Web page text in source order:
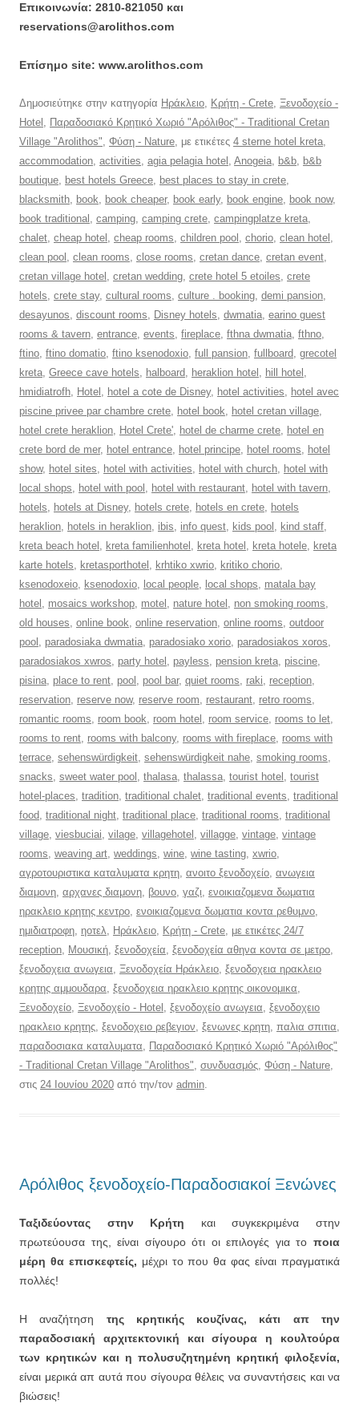
Επικοινωνία: 2810-821050 και
reservations@arolithos.com
Επίσημο site: www.arolithos.com
Δημοσιεύτηκε στην κατηγορία Ηράκλειο, Κρήτη - Crete, Ξενοδοχείο -
Hotel , Παραδοσιακό Κρητικό Χωριό "Αρόλιθος" - Traditional Cretan
Village "Arolithos", Φύση - Nature, με ετικέτες 4 sterne hotel kreta,
accommodation, activities, agia pelagia hotel , Anogeia, b&b, b&b
boutique, best hotels Greece, best places to stay in crete,
blacksmith, book, book cheaper, book early, book engine, book now,
book traditional , camping, camping crete, campingplatze kreta,
chalet, cheap hotel , cheap rooms, children pool , chorio, clean hotel ,
clean pool , clean rooms, close rooms, cretan dance, cretan event,
cretan village hotel , cretan wedding, crete hotel 5 etoiles, crete
hotels, crete stay, cultural rooms, culture . booking, demi pansion,
desayunos, discount rooms, Disney hotels, dwmatia, earino guest
rooms & tavern, entrance, events, fireplace, fthna dwmatia, fthno,
ftino, ftino domatio, ftino ksenodoxio, full pansion, fullboard, grecotel
kreta, Greece cave hotels, halboard, heraklion hotel , hill hotel ,
hmidiatrofh, Hotel , hotel a cote de Disney, hotel activities, hotel avec
piscine privee par chambre crete, hotel book, hotel cretan village,
hotel crete heraklion, Hotel Crete', hotel de charme crete, hotel en
crete bord de mer, hotel entrance, hotel principe, hotel rooms, hotel
show, hotel sites, hotel with activities, hotel with church, hotel with
local shops, hotel with pool , hotel with restaurant, hotel with tavern,
hotels, hotels at Disney, hotels crete, hotels en crete, hotels
heraklion, hotels in heraklion, ibis, info quest, kids pool , kind staff,
kreta beach hotel , kreta familienhotel , kreta hotel , kreta hotele, kreta
karte hotels, kretasporthotel , krhtiko xwrio, kritiko chorio,
ksenodoxeio, ksenodoxio, local people, local shops, matala bay
hotel , mosaics workshop, motel , nature hotel , non smoking rooms,
old houses, online book, online reservation, online rooms, outdoor
pool , paradosiaka dwmatia, paradosiako xorio, paradosiakos xoros,
paradosiakos xwros, party hotel , payless, pension kreta, piscine,
pisina, place to rent, pool , pool bar, quiet rooms, raki, reception,
reservation, reserve now, reserve room, restaurant, retro rooms,
romantic rooms, room book, room hotel , room service, rooms to let,
rooms to rent, rooms with balcony, rooms with fireplace, rooms with
terrace, sehenswürdigkeit, sehenswürdigkeit nahe, smoking rooms,
snacks, sweet water pool , thalasa, thalassa, tourist hotel , tourist
hotel-places, tradition, traditional chalet, traditional events, traditional
food, traditional night, traditional place, traditional rooms, traditional
village, viesbuciai, vilage, villagehotel , villagge, vintage, vintage
rooms, weaving art, weddings, wine, wine tasting, xwrio,
αγροτουριστικα καταλυματα κρητη, ανοιτο ξενοδοχείο, ανωγεια
διαμονη, αρχανες διαμονη, βουνο, γαζι, ενοικιαζομενα δωματια
ηρακλειο κρητης κεντρο, ενοικιαζομενα δωματια κοντα ρεθυμνο,
ημιδιατροφη, ηοτελ, Ηράκλειο, Κρήτη - Crete, με ετικέτες 24/7
reception, Μουσική, ξενοδοχεία, ξενοδοχεία αθηνα κοντα σε μετρο,
ξενοδοχεια ανωγεια, Ξενοδοχεία Ηράκλειο, ξενοδοχεια ηρακλειο
κρητης αμμουδαρα, ξενοδοχεια ηρακλειο κρητης οικονομικα,
Ξενοδοχείο, Ξενοδοχείο - Hotel , ξενοδοχείο ανωγεια, ξενοδοχειο
ηρακλειο κρητης, ξενοδοχειο ρεβεγιον, ξενωνες κρητη, παλια σπιτια,
παραδοσιακα καταλυματα, Παραδοσιακό Κρητικό Χωριό "Αρόλιθος"
- Traditional Cretan Village "Arolithos", συνδυασμός, Φύση - Nature,
στις 24 Ιουνίου 2020 από την/τον admin.
Αρόλιθος ξενοδοχείο-Παραδοσιακοί Ξενώνες
Ταξιδεύοντας στην Κρήτη και συγκεκριμένα στην
πρωτεύουσα της, είναι σίγουρο ότι οι επιλογές για το ποια
μέρη θα επισκεφτείς, μέχρι το που θα φας είναι πραγματικά
πολλές!
Η αναζήτηση της κρητικής κουζίνας, κάτι απ την
παραδοσιακή αρχιτεκτονική και σίγουρα η κουλτούρα
των κρητικών και η πολυσυζητημένη κρητική φιλοξενία,
είναι μερικά απ αυτά που σίγουρα θέλεις να συναντήσεις και να
βιώσεις!